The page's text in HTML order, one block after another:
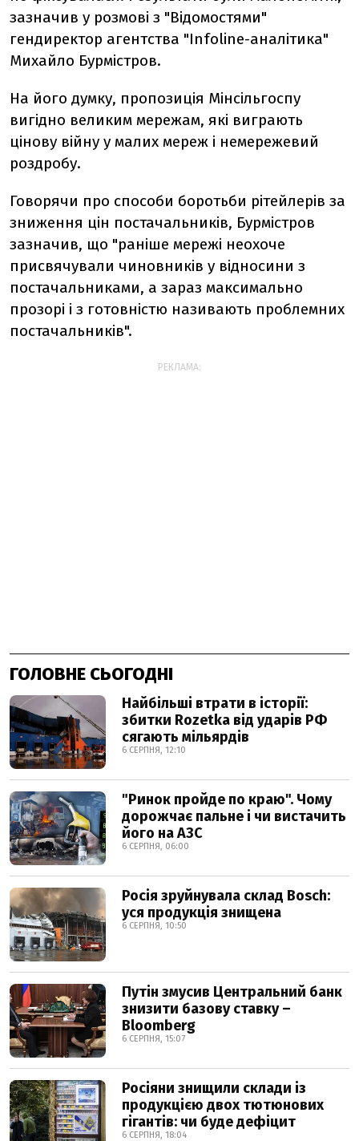
зазначив у розмові з "Відомостями"
гендиректор агентства "Infoline-аналітика"
Михайло Бурмістров.
На його думку, пропозиція Мінсільгоспу
вигідно великим мережам, які виграють
цінову війну у малих мереж і немережевий
роздробу.
Говорячи про способи боротьби рітейлерів за
зниження цін постачальників, Бурмістров
зазначив, що "раніше мережі неохоче
присвячували чиновників у відносини з
постачальниками, а зараз максимально
прозорі і з готовністю називають проблемних
постачальників".
РЕКЛАМА:
ГОЛОВНЕ СЬОГОДНІ
Найбільші втрати в історії:
збитки Rozetka від ударів РФ
сягають мільярдів
6 СЕРПНЯ, 12:10
"Ринок пройде по краю". Чому
дорожчає пальне і чи вистачить
його на АЗС
6 СЕРПНЯ, 06:00
Росія зруйнувала склад Bosch:
уся продукція знищена
6 СЕРПНЯ, 10:50
Путін змусив Центральний банк
знизити базову ставку –
Bloomberg
6 СЕРПНЯ, 15:07
Росіяни знищили склади із
продукцією двох тютюнових
гігантів: чи буде дефіцит
6 СЕРПНЯ, 18:04